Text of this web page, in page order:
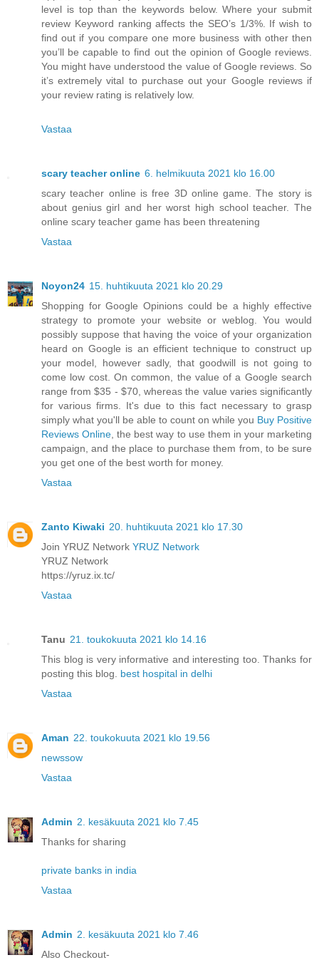
level is top than the keywords below. Where your submit
review Keyword ranking affects the SEO’s 1/3%. If wish to
find out if you compare one more business with other then
you’ll be capable to find out the opinion of Google reviews.
You might have understood the value of Google reviews. So
it’s extremely vital to purchase out your Google reviews if
your review rating is relatively low.
Vastaa
scary teacher online 6. helmikuuta 2021 klo 16.00
scary teacher online is free 3D online game. The story is
about genius girl and her worst high school teacher. The
online scary teacher game has been threatening
Vastaa
Noyon24 15. huhtikuuta 2021 klo 20.29
Shopping for Google Opinions could be a highly effective
strategy to promote your website or weblog. You would
possibly suppose that having the voice of your organization
heard on Google is an efficient technique to construct up
your model, however sadly, that goodwill is not going to
come low cost. On common, the value of a Google search
range from $35 - $70, whereas the value varies significantly
for various firms. It's due to this fact necessary to grasp
simply what you'll be able to count on while you Buy Positive
Reviews Online , the best way to use them in your marketing
campaign, and the place to purchase them from, to be sure
you get one of the best worth for money.
Vastaa
Zanto Kiwaki 20. huhtikuuta 2021 klo 17.30
Join YRUZ Network YRUZ Network
YRUZ Network
https://yruz.ix.tc/
Vastaa
Tanu 21. toukokuuta 2021 klo 14.16
This blog is very informative and interesting too. Thanks for
posting this blog. best hospital in delhi
Vastaa
Aman 22. toukokuuta 2021 klo 19.56
newssow
Vastaa
Admin 2. kesäkuuta 2021 klo 7.45
Thanks for sharing
private banks in india
Vastaa
Admin 2. kesäkuuta 2021 klo 7.46
Also Checkout-